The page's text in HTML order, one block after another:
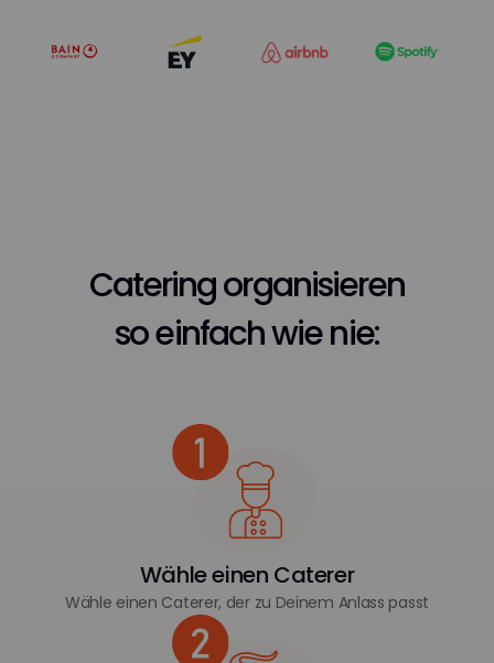
Catering organisieren
so einfach wie nie:
Wähle einen Caterer
Wähle einen Caterer, der zu Deinem Anlass passt